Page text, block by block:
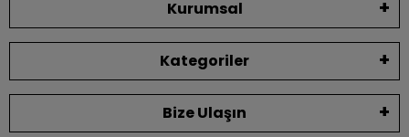
Kurumsal
Kategoriler
Bize Ulaşın